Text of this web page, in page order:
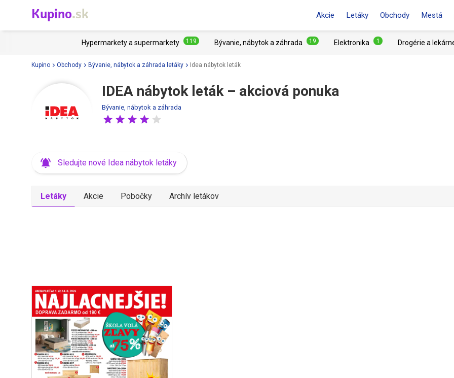
Kupino.sk Akcie Letáky Obchody Mestá
Hypermarkety a supermarkety 119 Bývanie, nábytok a záhrada 19 Elektronika 1 Drogérie a
Kupino Obchody Bývanie, nábytok a záhrada letáky Idea nábytok leták
IDEA nábytok leták – akciová ponuka
Bývanie, nábytok a záhrada
Sledujte nové Idea nábytok letáky
Letáky Akcie Pobočky Archív letákov